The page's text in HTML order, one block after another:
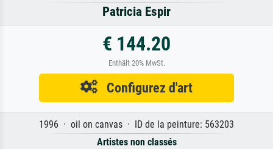
Patricia Espir
€ 144.20
Enthält 20% MwSt.
Configurez d'art
1996 · oil on canvas · ID de la peinture: 563203
Artistes non classés